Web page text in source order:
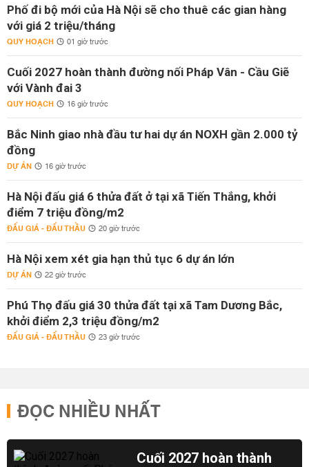
Phố đi bộ mới của Hà Nội sẽ cho thuê các gian hàng
với giá 2 triệu/tháng
QUY HOẠCH 01 giờ trước
Cuối 2027 hoàn thành đường nối Pháp Vân - Cầu Giẽ
với Vành đai 3
QUY HOẠCH 16 giờ trước
Bắc Ninh giao nhà đầu tư hai dự án NOXH gần 2.000 tỷ
đồng
DỰ ÁN 16 giờ trước
Hà Nội đấu giá 6 thửa đất ở tại xã Tiến Thắng, khởi
điểm 7 triệu đồng/m2
ĐẤU GIÁ - ĐẤU THẦU 20 giờ trước
Hà Nội xem xét gia hạn thủ tục 6 dự án lớn
DỰ ÁN 22 giờ trước
Phú Thọ đấu giá 30 thửa đất tại xã Tam Dương Bắc,
khởi điểm 2,3 triệu đồng/m2
ĐẤU GIÁ - ĐẤU THẦU 23 giờ trước
ĐỌC NHIỀU NHẤT
Cuối 2027 hoàn thành